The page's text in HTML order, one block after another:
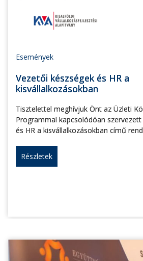
Események
Vezetői készségek és HR a
kisvállalkozásokban
Tisztelettel meghívjuk Önt az Üzleti
Programmal kapcsolódóan szervezett
és HR a kisvállalkozásokban című
Részletek